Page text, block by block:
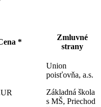
*
Zmluvné
strany
Union
poisťovňa, a.s.
Základná škola
s MŠ, Priechod